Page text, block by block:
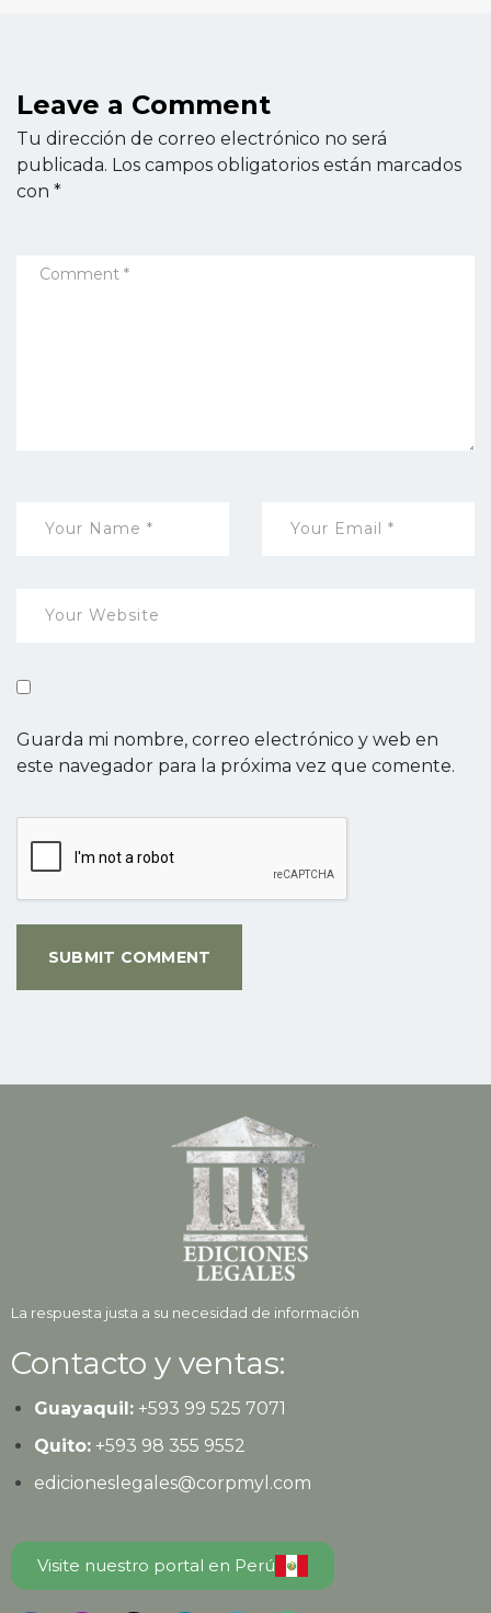
Leave a Comment
Tu dirección de correo electrónico no será
publicada. Los campos obligatorios están marcados
con *
Guarda mi nombre, correo electrónico y web en
este navegador para la próxima vez que comente.
La respuesta justa a su necesidad de información
Contacto y ventas:
Guayaquil:+593 99 525 7071
Quito:+593 98 355 9552
edicioneslegales@corpmyl.com
Visite nuestro portal en Perú